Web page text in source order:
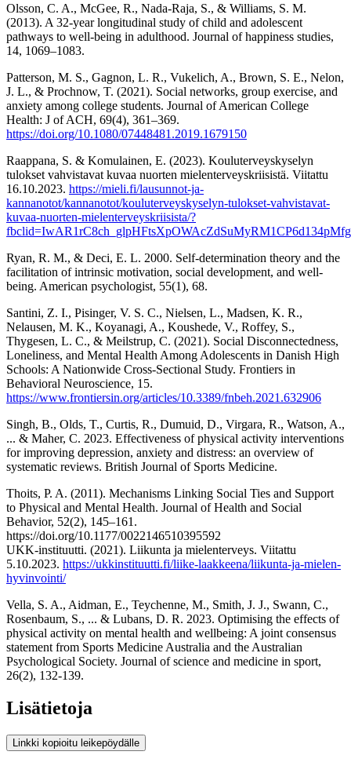
Olsson, C. A., McGee, R., Nada-Raja, S., & Williams, S. M.
(2013). A 32-year longitudinal study of child and adolescent
pathways to well-being in adulthood. Journal of happiness studies,
14, 1069–1083.
Patterson, M. S., Gagnon, L. R., Vukelich, A., Brown, S. E., Nelon,
J. L., & Prochnow, T. (2021). Social networks, group exercise, and
anxiety among college students. Journal of American College
Health: J of ACH, 69(4), 361–369.
https://doi.org/10.1080/07448481.2019.1679150
Raappana, S. & Komulainen, E. (2023). Kouluterveyskyselyn
tulokset vahvistavat kuvaa nuorten mielenterveyskriisistä. Viitattu
16.10.2023. https://mieli.fi/lausunnot-ja-
kannanotot/kannanotot/kouluterveyskyselyn-tulokset-vahvistavat-
kuvaa-nuorten-mielenterveyskriisista/?
Ryan, R. M., & Deci, E. L. 2000. Self-determination theory and the
facilitation of intrinsic motivation, social development, and well-
being. American psychologist, 55(1), 68.
Santini, Z. I., Pisinger, V. S. C., Nielsen, L., Madsen, K. R.,
Nelausen, M. K., Koyanagi, A., Koushede, V., Roffey, S.,
Thygesen, L. C., & Meilstrup, C. (2021). Social Disconnectedness,
Loneliness, and Mental Health Among Adolescents in Danish High
Schools: A Nationwide Cross-Sectional Study. Frontiers in
Behavioral Neuroscience, 15.
https://www.frontiersin.org/articles/10.3389/fnbeh.2021.632906
Singh, B., Olds, T., Curtis, R., Dumuid, D., Virgara, R., Watson, A.,
... & Maher, C. 2023. Effectiveness of physical activity interventions
for improving depression, anxiety and distress: an overview of
systematic reviews. British Journal of Sports Medicine.
Thoits, P. A. (2011). Mechanisms Linking Social Ties and Support
to Physical and Mental Health. Journal of Health and Social
Behavior, 52(2), 145–161.
https://doi.org/10.1177/0022146510395592
UKK-instituutti. (2021). Liikunta ja mielenterveys. Viitattu
5.10.2023. https://ukkinstituutti.fi/liike-laakkeena/liikunta-ja-mielen-
hyvinvointi/
Vella, S. A., Aidman, E., Teychenne, M., Smith, J. J., Swann, C.,
Rosenbaum, S., ... & Lubans, D. R. 2023. Optimising the effects of
physical activity on mental health and wellbeing: A joint consensus
statement from Sports Medicine Australia and the Australian
Psychological Society. Journal of science and medicine in sport,
26(2), 132-139.
Lisätietoja
Linkki kopioitu leikepöydälle